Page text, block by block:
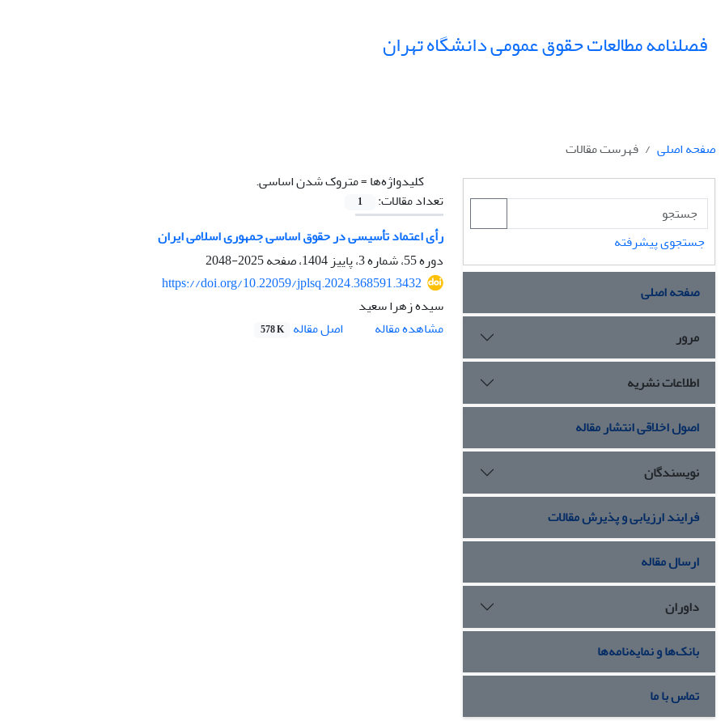
فصلنامه مطالعات حقوق عمومی دانشگاه تهران
صفحه اصلی
فهرست مقالات
کلیدواژه‌ها =متروک ‏شدن اساسی.‏
تعداد مقالات:
1
رأی اعتماد تأسیسی در حقوق اساسی جمهوری اسلامی ایران
دوره 55، شماره 3، پاییز 1404، صفحه
2025-2048
https://doi.org/10.22059/jplsq.2024.368591.3432
سیده زهرا سعید
مشاهده مقاله
اصل مقاله 578 K
جستجوی پیشرفته
صفحه اصلی
مرور
اطلاعات نشریه
اصول اخلاقی انتشار مقاله
نویسندگان
فرایند ارزیابی و پذیرش مقالات
ارسال مقاله
داوران
بانک‌ها و نمایه‌نامه‌ها
تماس با ما